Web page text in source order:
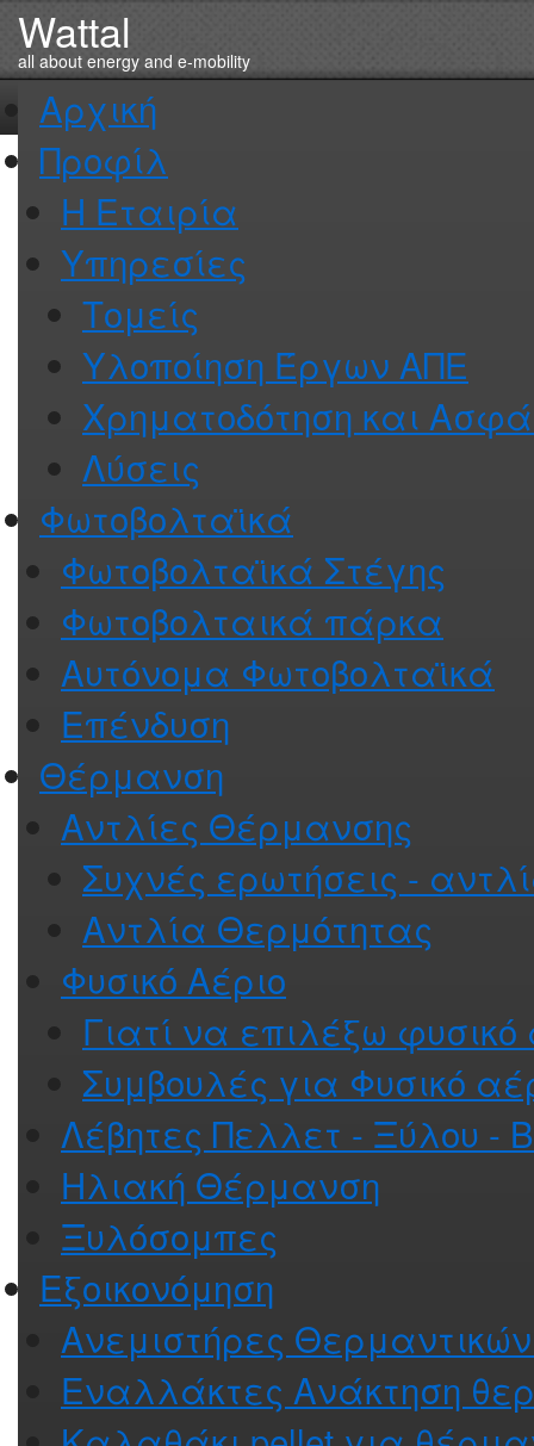
Wattal
Αρχική
Προφίλ
Η Εταιρία
Υπηρεσίες
Τομείς
Υλοποίηση Έργων ΑΠΕ
Χρηματοδότηση και
Λύσεις
Φωτοβολταϊκά
Φωτοβολταϊκά Στέγης
Φωτοβολταικά πάρκα
Αυτόνομα Φωτοβολταϊκά
Επένδυση
Θέρμανση
Αντλίες Θέρμανσης
Συχνές ερωτήσεις -
Αντλία Θερμότητας
Φυσικό Αέριο
Γιατί να επιλέξω φυσικό
Συμβουλές για Φυσικό
Λέβητες Πελλετ - Ξύλου -
Ηλιακή Θέρμανση
Ξυλόσομπες
Εξοικονόμηση
Ανεμιστήρες
Εναλλάκτες Ανάκτηση